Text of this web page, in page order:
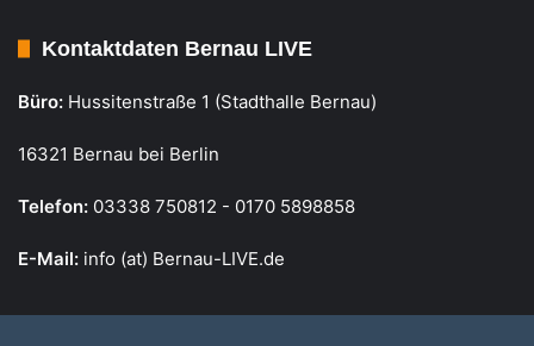
Kontaktdaten Bernau LIVE
Büro: Hussitenstraße 1 (Stadthalle Bernau)
16321 Bernau bei Berlin
Telefon: 03338 750812 - 0170 5898858
E-Mail: info (at) Bernau-LIVE.de